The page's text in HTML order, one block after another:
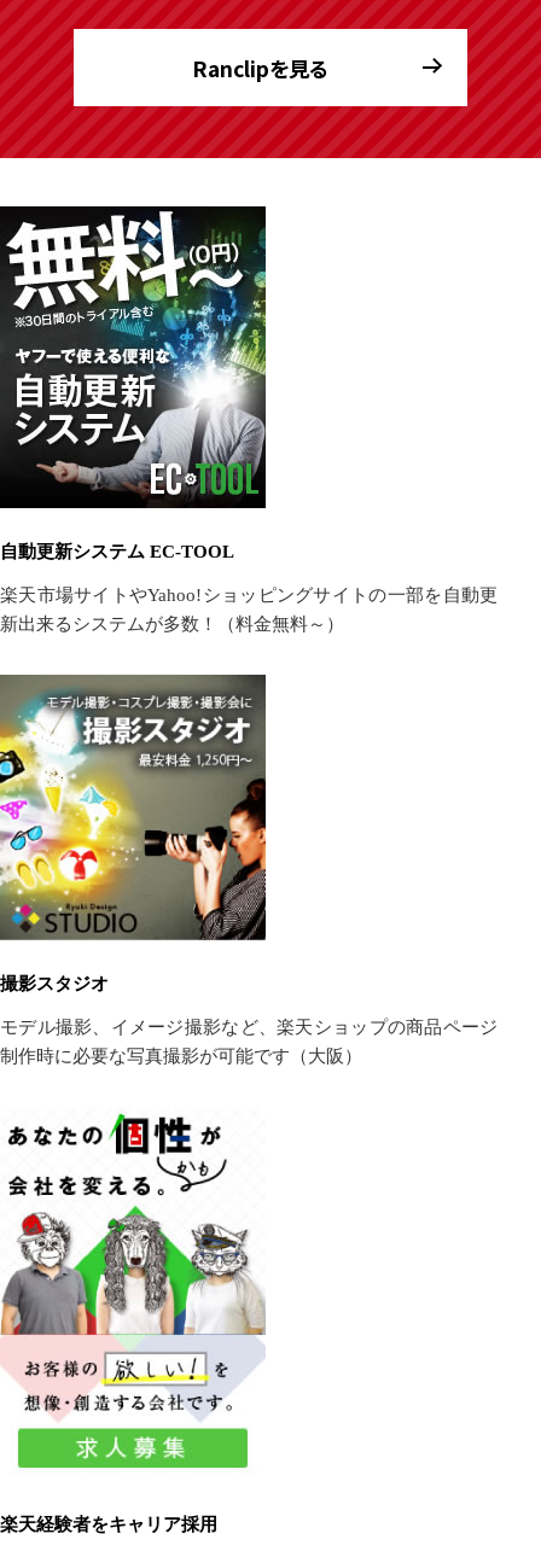
Ranclipを見る
自動更新システム EC-TOOL
楽天市場サイトやYahoo!ショッピングサイトの一部を自動更
新出来るシステムが多数！（料金無料～）
撮影スタジオ
モデル撮影、イメージ撮影など、楽天ショップの商品ページ
制作時に必要な写真撮影が可能です（大阪）
楽天経験者をキャリア採用